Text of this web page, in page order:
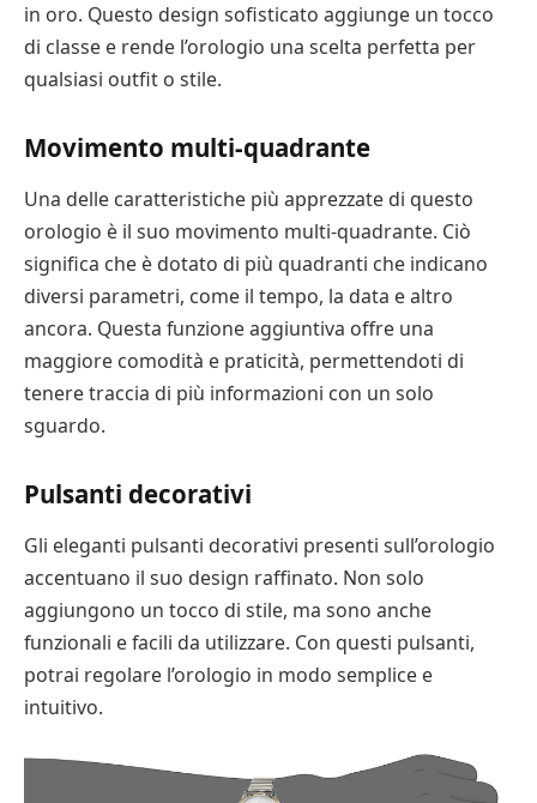
in oro. Questo design sofisticato aggiunge un tocco
di classe e rende l’orologio una scelta perfetta per
qualsiasi outfit o stile.
Movimento multi-quadrante
Una delle caratteristiche più apprezzate di questo
orologio è il suo movimento multi-quadrante. Ciò
significa che è dotato di più quadranti che indicano
diversi parametri, come il tempo, la data e altro
ancora. Questa funzione aggiuntiva offre una
maggiore comodità e praticità, permettendoti di
tenere traccia di più informazioni con un solo
sguardo.
Pulsanti decorativi
Gli eleganti pulsanti decorativi presenti sull’orologio
accentuano il suo design raffinato. Non solo
aggiungono un tocco di stile, ma sono anche
funzionali e facili da utilizzare. Con questi pulsanti,
potrai regolare l’orologio in modo semplice e
intuitivo.